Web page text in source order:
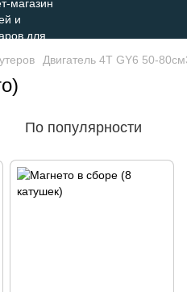
Двигатель 4Т GY6 50-
По популярности